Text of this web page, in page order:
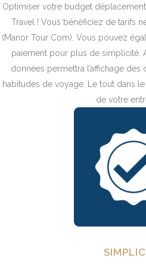
Optimiser votre budget
Travel ! Vous bénéficiez de tarifs
(Manor Tour Com). Vous pouvez
paiement pour plus de simplicité.
données permettra l’affichage
habitudes de voyage. Le tout dans
de votre